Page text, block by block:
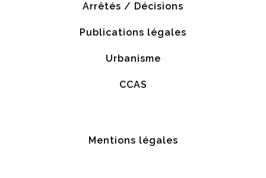
Arrêtés / Décisions
Publications légales
Urbanisme
CCAS
Mentions légales